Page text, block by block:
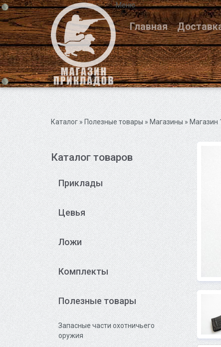
Меню
Главная
Каталог» Полезные товары » Магазины» Магазин
Каталог товаров
Приклады
Цевья
Ложи
Комплекты
Полезные товары
Запасные части охотничьего
оружия